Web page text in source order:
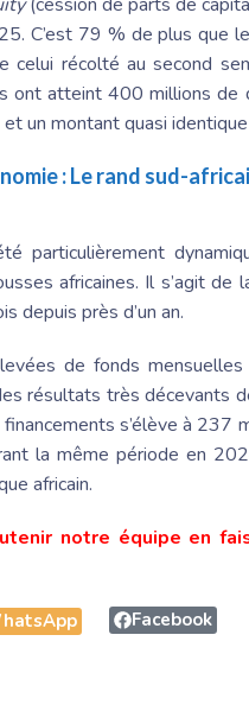
C’est 79 % de plus que
celui récolté au second
ont atteint 400 millions de
un montant quasi
: Le rand sud-
particulièrement
africaines. Il s’agit
depuis près d’un an.
de fonds
résultats très décevants
s’élève à
la même période en
africain.
notre équipe en
Facebook